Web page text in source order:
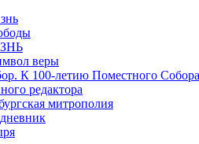
веры
К 100-летию Поместного
редактора
митрополия